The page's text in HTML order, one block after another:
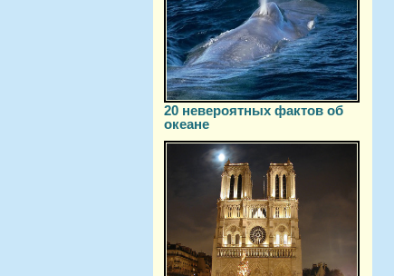
20 невероятных фактов об
океане